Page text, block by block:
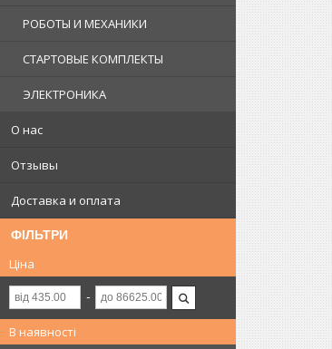
РОБОТЫ И МЕХАНИКИ
СТАРТОВЫЕ КОМПЛЕКТЫ
ЭЛЕКТРОНИКА
О нас
Отзывы
Доставка и оплата
ФІЛЬТРИ
Ціна
В наявності